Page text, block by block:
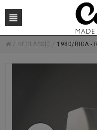
/ BECLASSIC / 1980/RIGA -